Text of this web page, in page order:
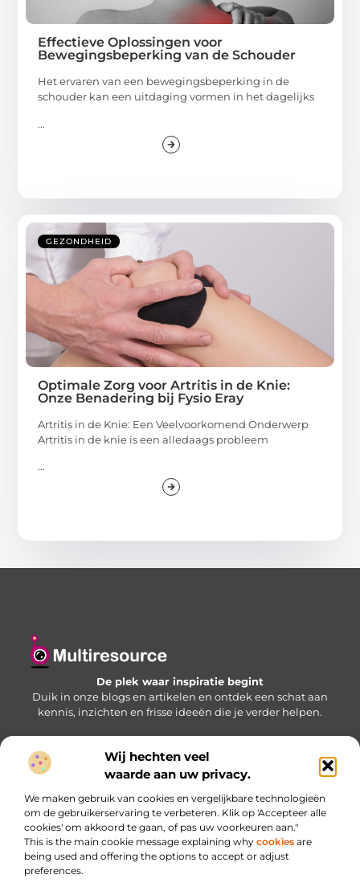
Wij hechten veel
waarde aan uw privacy.
We maken gebruik van cookies en vergelijkbare technologieën
om de gebruikerservaring te verbeteren. Klik op 'Accepteer alle
cookies' om akkoord te gaan, of pas uw voorkeuren aan."
This is the main cookie message explaining why cookies are
being used and offering the options to accept or adjust
preferences.
Effectieve Oplossingen voor
Bewegingsbeperking van de Schouder
Het ervaren van een bewegingsbeperking in de
schouder kan een uitdaging vormen in het dagelijks
...
GEZONDHEID
Optimale Zorg voor Artritis in de Knie:
Onze Benadering bij Fysio Eray
Artritis in de Knie: Een Veelvoorkomend Onderwerp
Artritis in de knie is een alledaags probleem
...
De plek waar inspiratie begint
Duik in onze blogs en artikelen en ontdek een schat aan
kennis, inzichten en frisse ideeën die je verder helpen.
Bericht categorie
Onze informatie